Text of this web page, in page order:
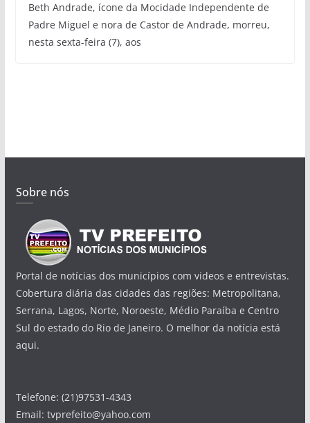
Beth Andrade, ícone da Mocidade Independente de
Padre Miguel e nora de Castor de Andrade, morreu,
nesta sexta-feira (7), aos
Sobre nós
Portal de notícias dos municípios com videos e entrevistas.
Cobertura diária das cidades das regiões: Metropolitana,
Serrana, Lagos, Norte, Noroeste, Médio Paraíba e Centro
Sul do estado do Rio de Janeiro. O melhor da notícia está
aqui.
Telefone: (21)97531-4343
Email: tvprefeito@yahoo.com